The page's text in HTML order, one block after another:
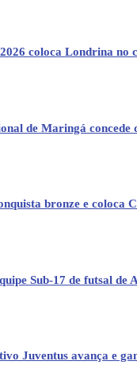
coloca Londrina
de Maringá
bronze e coloca
Sub-17 de futsal de
Juventus avança e